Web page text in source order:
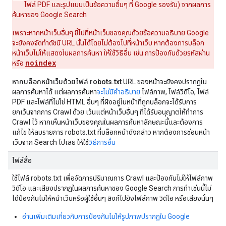
ไฟล์ PDF และรูปแบบเป็นข้อความอื่นๆ ที่ Google รองรับ) จากผลการ
ค้นหาของ Google Search
เพราะหากหน้าเว็บอื่นๆ ชี้ไปที่หน้าเว็บของคุณด้วยข้อความอธิบาย Google
จะยังคงจัดทําดัชนี URL นั้นได้โดยไม่ต้องไปที่หน้าเว็บ หากต้องการบล็อก
หน้าเว็บไม่ให้แสดงในผลการค้นหา ให้ใช้วิธีอื่น เช่น การป้องกันด้วยรหัสผ่าน
หรือ noindex
หากบล็อกหน้าเว็บด้วยไฟล์ robots.txtURL ของหน้าจะยังคงปรากฏใน
ผลการค้นหาได้ แต่ผลการค้นหาจะไม่มีคำอธิบาย ไฟล์ภาพ, ไฟล์วิดีโอ, ไฟล์
PDF และไฟล์ที่ไม่ใช่ HTML อื่นๆ ที่ฝังอยู่ในหน้าที่ถูกบล็อกจะได้รับการ
ยกเว้นจากการ Crawl ด้วย เว้นแต่หน้าเว็บอื่นๆ ที่ได้รับอนุญาตให้ทำการ
Crawl ไว้ หากเห็นหน้าเว็บของคุณในผลการค้นหาลักษณะนี้และต้องการ
แก้ไข ให้ลบรายการ robots.txt ที่บล็อกหน้าดังกล่าว หากต้องการซ่อนหน้า
เว็บจาก Search ไปเลย ให้ใช้วิธีการอื่น
ไฟล์สื่อ
ใช้ไฟล์ robots.txt เพื่อจัดการปริมาณการ Crawl และป้องกันไม่ให้ไฟล์ภาพ
วิดีโอ และเสียงปรากฏในผลการค้นหาของ Google Search การทำเช่นนี้ไม่
ได้ป้องกันไม่ให้หน้าเว็บหรือผู้ใช้อื่นๆ ลิงก์ไปยังไฟล์ภาพ วิดีโอ หรือเสียงนั้นๆ
อ่านเพิ่มเติมเกี่ยวกับการป้องกันไม่ให้รูปภาพปรากฏใน Google